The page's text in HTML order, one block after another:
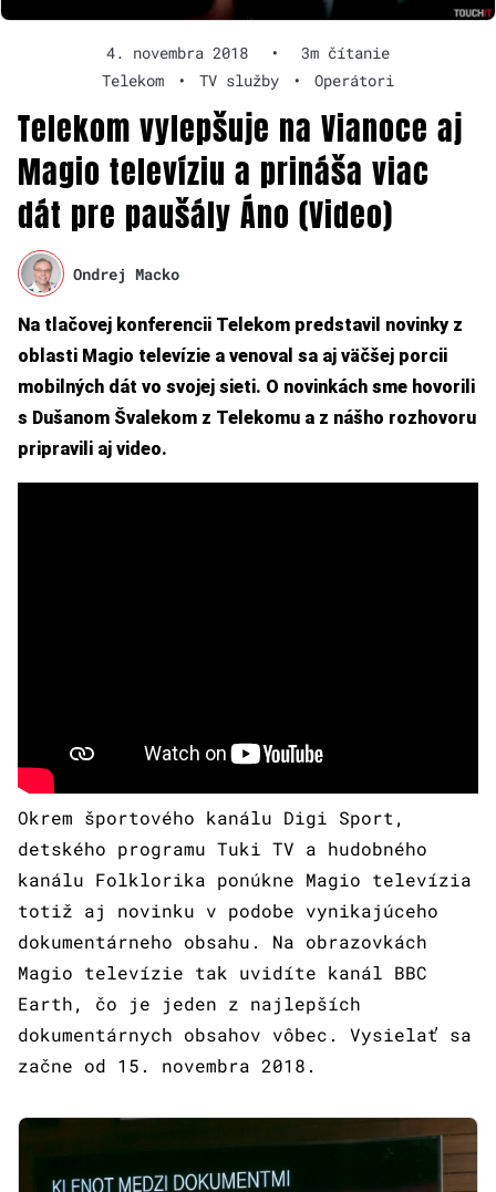
4. novembra 2018 •
3m čítanie
Telekom
• TV služby • Operátori
Telekom vylepšuje na Vianoce aj
Magio televíziu a prináša viac
dát pre paušály Áno (Video)
Ondrej Macko
Na tlačovej konferencii Telekom predstavil novinky z
oblasti Magio televízie a venoval sa aj väčšej porcii
mobilných dát vo svojej sieti. O novinkách sme hovorili
s Dušanom Švalekom z Telekomu a z nášho rozhovoru
pripravili aj video.
Okrem športového kanálu Digi Sport,
detského programu Tuki TV a hudobného
kanálu Folklorika ponúkne Magio televízia
totiž aj novinku v podobe vynikajúceho
dokumentárneho obsahu. Na obrazovkách
Magio televízie tak uvidíte kanál BBC
Earth, čo je jeden z najlepších
dokumentárnych obsahov vôbec. Vysielať sa
začne od 15. novembra 2018.